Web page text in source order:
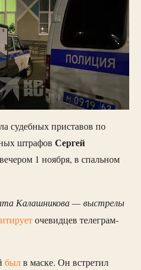
судебных приставов по
штрафов Сергей
вечером 1 ноября, в спальном
Калашникова — выстрелы
очевидцев телеграм-
былв маске. Он встретил